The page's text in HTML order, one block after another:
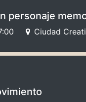
personaje
Ciudad